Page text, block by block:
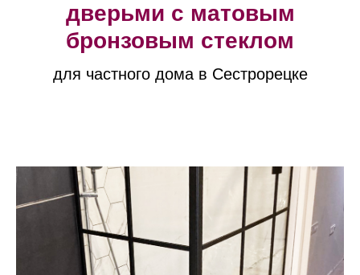
дверьми с матовым
бронзовым стеклом
для частного дома в Сестрорецке